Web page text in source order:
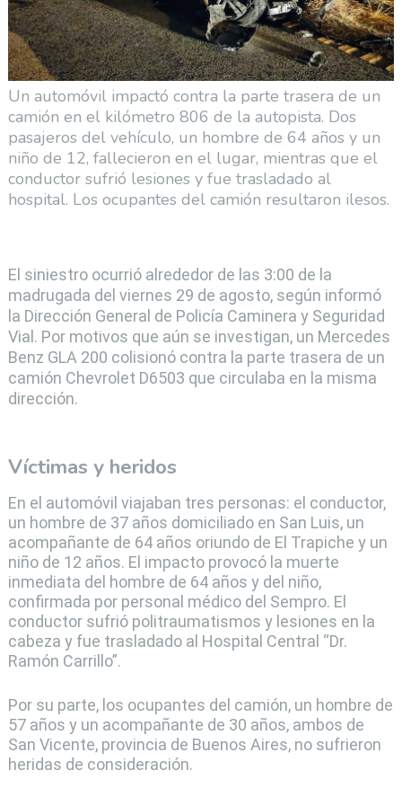
Un automóvil impactó contra la parte trasera de un
camión en el kilómetro 806 de la autopista. Dos
pasajeros del vehículo, un hombre de 64 años y un
niño de 12, fallecieron en el lugar, mientras que el
conductor sufrió lesiones y fue trasladado al
hospital. Los ocupantes del camión resultaron ilesos.
El siniestro ocurrió alrededor de las 3:00 de la
madrugada del viernes 29 de agosto, según informó
la Dirección General de Policía Caminera y Seguridad
Vial. Por motivos que aún se investigan, un Mercedes
Benz GLA 200 colisionó contra la parte trasera de un
camión Chevrolet D6503 que circulaba en la misma
dirección.
Víctimas y heridos
En el automóvil viajaban tres personas: el conductor,
un hombre de 37 años domiciliado en San Luis, un
acompañante de 64 años oriundo de El Trapiche y un
niño de 12 años. El impacto provocó la muerte
inmediata del hombre de 64 años y del niño,
confirmada por personal médico del Sempro. El
conductor sufrió politraumatismos y lesiones en la
cabeza y fue trasladado al Hospital Central “Dr.
Ramón Carrillo”.
Por su parte, los ocupantes del camión, un hombre de
57 años y un acompañante de 30 años, ambos de
San Vicente, provincia de Buenos Aires, no sufrieron
heridas de consideración.